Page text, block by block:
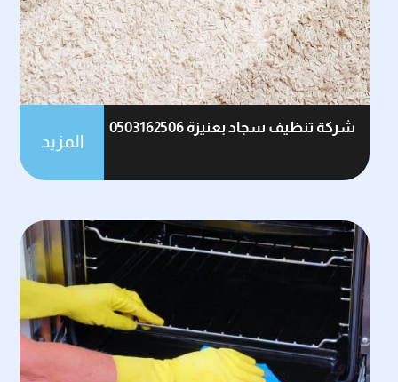
شركة تنظيف سجاد بعنيزة 0503162506
المزيد